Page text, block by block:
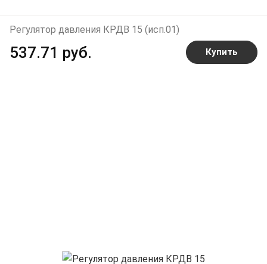
Регулятор давления КРДВ 15 (исп.01)
537.71 руб. Купить